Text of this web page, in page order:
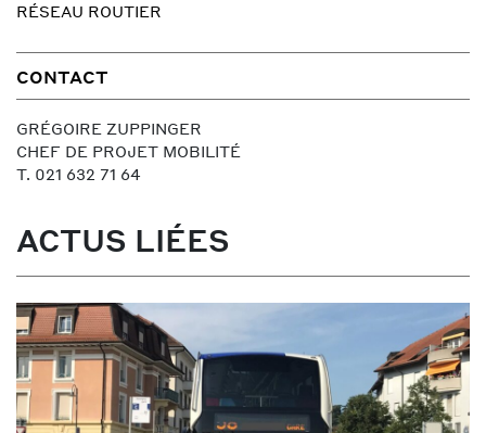
RÉSEAU ROUTIER
CONTACT
GRÉGOIRE ZUPPINGER
CHEF DE PROJET MOBILITÉ
T. 021 632 71 64
ACTUS LIÉES